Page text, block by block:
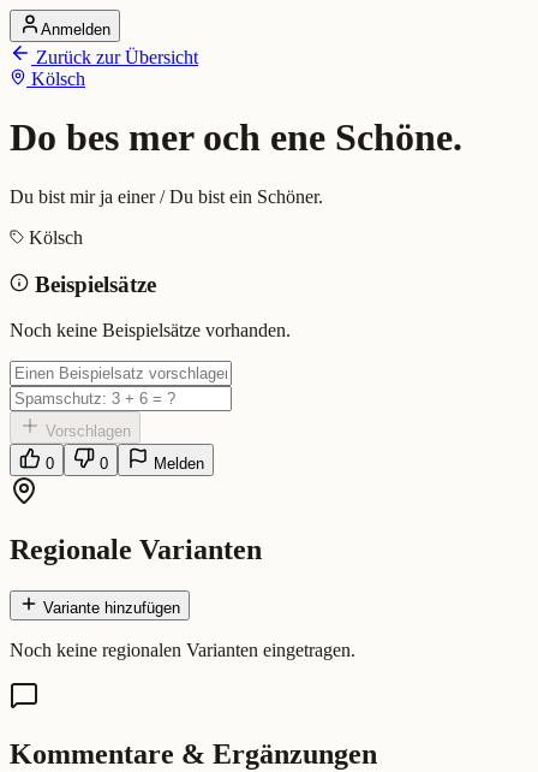
Startseite
Alle Dialekte
Dialekte vergleichen
Dialekt-Karte
Ranking
Do bes mer och ene Schöne.
Bedeutung: Du bist mir ja einer / Du bist ein Schöner.
Beispiel:Wat de do widder verzällst, do bes mer och ene Schöne.
Eingereicht von: Mundwerk Team
Anmelden
Zurück zur Übersicht
Kölsch
Do bes mer och ene Schöne.
Du bist mir ja einer / Du bist ein Schöner.
Kölsch
Beispielsätze
Noch keine Beispielsätze vorhanden.
Vorschlagen
0
0 Melden
Regionale Varianten
Variante hinzufügen
Noch keine regionalen Varianten eingetragen.
Kommentare & Ergänzungen